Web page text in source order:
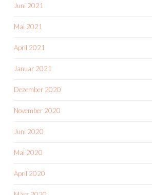
Juni 2021
Mai 2021
April 2021
Januar 2021
Dezember 2020
November 2020
Juni 2020
Mai 2020
April 2020